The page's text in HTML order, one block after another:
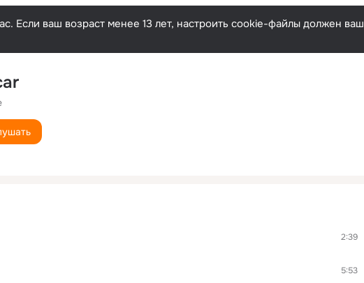
Если ваш возраст менее 13 лет, настроить cookie-файлы должен ваш
2:39
5:53